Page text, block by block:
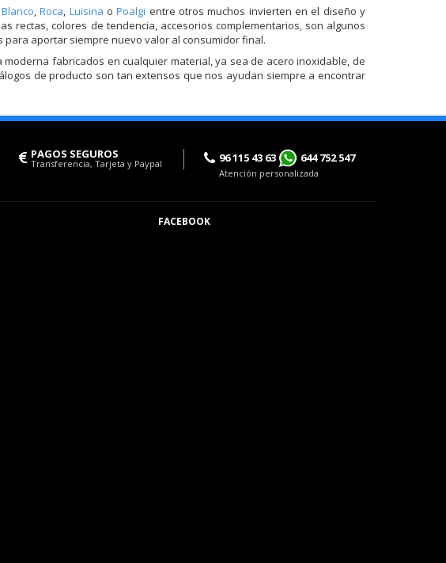
Blanco,Roca, Luisina oPoalgi entre otros muchos invierten en el diseño y
rectas, colores de tendencia, accesorios complementarios, son algunos
aportar siempre nuevo valor al consumidor final.
fabricados en cualquier material, ya sea de acero inoxidable, de
de producto son tan extensos que nos ayudan siempre a encontrar
PAGOS SEGUROS
Transferencia, Tarjeta y Paypal 96 115 43 63 644 752 547
Atención personalizada
FACEBOOK